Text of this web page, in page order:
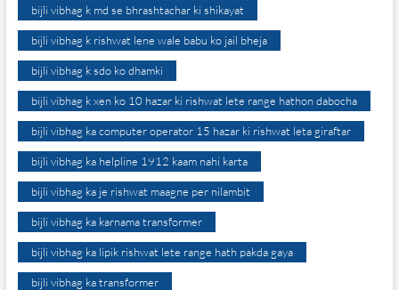
bijli vibhag k md se bhrashtachar ki shikayat
bijli vibhag k rishwat lene wale babu ko jail bheja
bijli vibhag k sdo ko dhamki
bijli vibhag k xen ko 10 hazar ki rishwat lete range hathon dabocha
bijli vibhag ka computer operator 15 hazar ki rishwat leta giraftar
bijli vibhag ka helpline 1912 kaam nahi karta
bijli vibhag ka je rishwat maagne per nilambit
bijli vibhag ka karnama transformer
bijli vibhag ka lipik rishwat lete range hath pakda gaya
bijli vibhag ka transformer